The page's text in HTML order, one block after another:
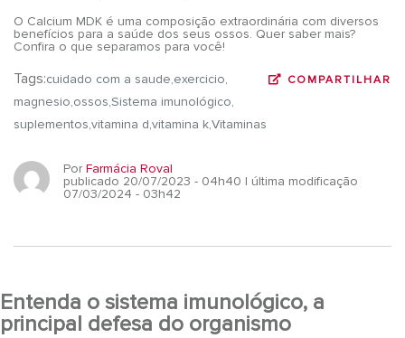
O Calcium MDK é uma composição extraordinária com diversos
benefícios para a saúde dos seus ossos. Quer saber mais?
Confira o que separamos para você!
COMPARTILHAR
Tags:cuidado com a saude exercicio
magnesio ossos Sistema imunológico
suplementos vitamina d vitamina kVitaminas
PorFarmácia Roval
publicado 20/07/2023 - 04h40 | última modificação
07/03/2024 - 03h42
Entenda o sistema imunológico, a
principal defesa do organismo